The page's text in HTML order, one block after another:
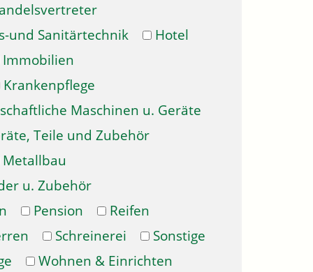
und Sanitärtechnik
Hotel
Immobilien
Krankenpflege
Maschinen u. Geräte
Teile und Zubehör
Metallbau
u. Zubehör
Pension
Reifen
Schreinerei
Sonstige
Wohnen & Einrichten